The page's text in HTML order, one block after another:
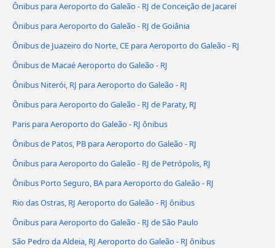
Ônibus para Aeroporto do Galeão - RJ de Conceição de Jacareí
Ônibus para Aeroporto do Galeão - RJ de Goiânia
Ônibus de Juazeiro do Norte, CE para Aeroporto do Galeão - RJ
Ônibus de Macaé Aeroporto do Galeão - RJ
Ônibus Niterói, RJ para Aeroporto do Galeão - RJ
Ônibus para Aeroporto do Galeão - RJ de Paraty, RJ
Paris para Aeroporto do Galeão - RJ ônibus
Ônibus de Patos, PB para Aeroporto do Galeão - RJ
Ônibus para Aeroporto do Galeão - RJ de Petrópolis, RJ
Ônibus Porto Seguro, BA para Aeroporto do Galeão - RJ
Rio das Ostras, RJ Aeroporto do Galeão - RJ ônibus
Ônibus para Aeroporto do Galeão - RJ de São Paulo
São Pedro da Aldeia, RJ Aeroporto do Galeão - RJ ônibus